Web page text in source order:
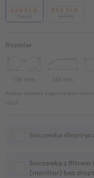
669 PLN 669 PLN
Rozmiar
136 mm 145 mm
Podane rozmiary mają charakter
różnić.
Soczewka
Soczewka z filtrem
(monitor) bez